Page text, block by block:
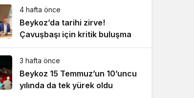
4 hafta önce
Beykoz’da tarihi zirve!
Çavuşbaşı için kritik buluşma
3 hafta önce
Beykoz 15 Temmuz’un 10’uncu
yılında da tek yürek oldu